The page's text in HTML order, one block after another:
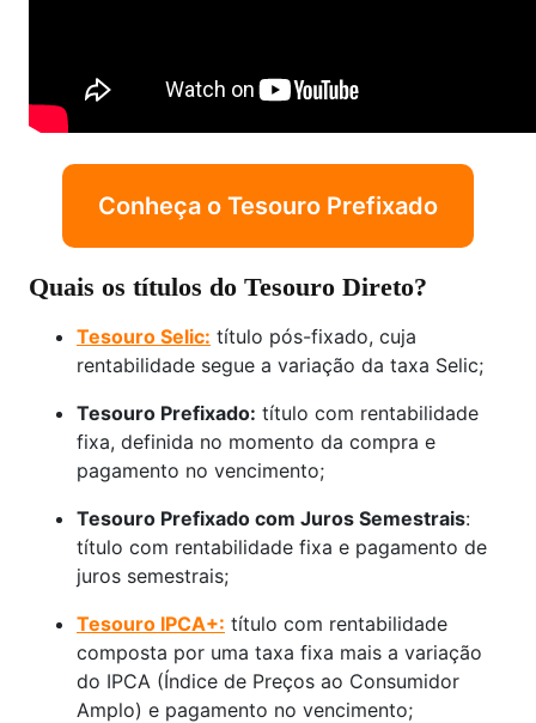
Conheça o Tesouro Prefixado
Quais os títulos do Tesouro Direto?
Tesouro Selic: título pós-fixado, cuja
rentabilidade segue a variação da taxa Selic;
Tesouro Prefixado: título com rentabilidade
fixa, definida no momento da compra e
pagamento no vencimento;
Tesouro Prefixado com Juros Semestrais:
título com rentabilidade fixa e pagamento de
juros semestrais;
Tesouro IPCA+: título com rentabilidade
composta por uma taxa fixa mais a variação
do IPCA (Índice de Preços ao Consumidor
Amplo) e pagamento no vencimento;